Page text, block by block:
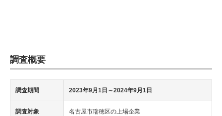
調査概要
調査期間 2023年9月1日～2024年9月1日
調査対象 名古屋市瑞穂区の上場企業